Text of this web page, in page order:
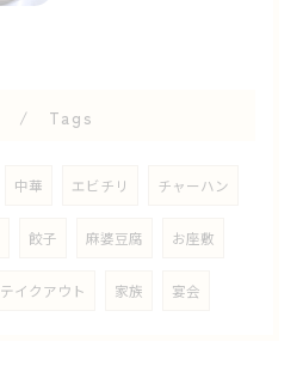
Tags
中華 エビチリ チャーハン
餃子 麻婆豆腐 お座敷
テイクアウト 家族 宴会